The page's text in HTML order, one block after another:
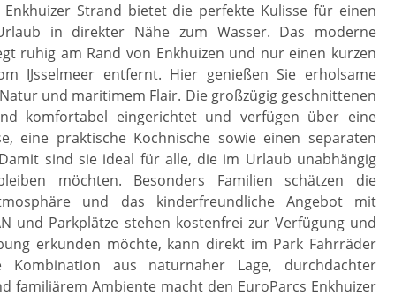
Enkhuizer Strand bietet die perfekte Kulisse für einen
in direkter Nähe zum Wasser. Das moderne
ruhig am Rand von Enkhuizen und nur einen kurzen
IJsselmeer entfernt. Hier genießen Sie erholsame
und maritimem Flair. Die großzügig geschnittenen
komfortabel eingerichtet und verfügen über eine
eine praktische Kochnische sowie einen separaten
sind sie ideal für alle, die im Urlaub unabhängig
möchten. Besonders Familien schätzen die
und das kinderfreundliche Angebot mit
und Parkplätze stehen kostenfrei zur Verfügung und
erkunden möchte, kann direkt im Park Fahrräder
Kombination aus naturnaher Lage, durchdachter
familiärem Ambiente macht den EuroParcs Enkhuizer